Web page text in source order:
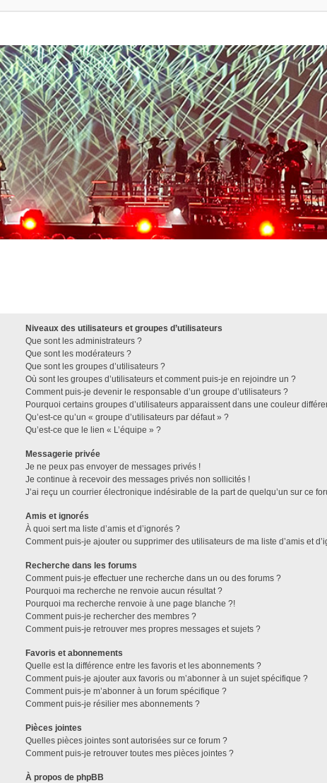
Niveaux des utilisateurs et groupes d’utilisateurs
Que sont les administrateurs ?
Que sont les modérateurs ?
Que sont les groupes d’utilisateurs ?
Où sont les groupes d’utilisateurs et comment puis-je en rejoindre un ?
Comment puis-je devenir le responsable d’un groupe d’utilisateurs ?
Pourquoi certains groupes d’utilisateurs apparaissent dans une couleur
Qu’est-ce qu’un « groupe d’utilisateurs par défaut » ?
Qu’est-ce que le lien « L’équipe » ?
Messagerie privée
Je ne peux pas envoyer de messages privés !
Je continue à recevoir des messages privés non sollicités !
J’ai reçu un courrier électronique indésirable de la part de quelqu’un sur ce
Amis et ignorés
À quoi sert ma liste d’amis et d’ignorés ?
Comment puis-je ajouter ou supprimer des utilisateurs de ma liste d’amis et
Recherche dans les forums
Comment puis-je effectuer une recherche dans un ou des forums ?
Pourquoi ma recherche ne renvoie aucun résultat ?
Pourquoi ma recherche renvoie à une page blanche ?!
Comment puis-je rechercher des membres ?
Comment puis-je retrouver mes propres messages et sujets ?
Favoris et abonnements
Quelle est la différence entre les favoris et les abonnements ?
Comment puis-je ajouter aux favoris ou m’abonner à un sujet spécifique ?
Comment puis-je m’abonner à un forum spécifique ?
Comment puis-je résilier mes abonnements ?
Pièces jointes
Quelles pièces jointes sont autorisées sur ce forum ?
Comment puis-je retrouver toutes mes pièces jointes ?
À propos de phpBB